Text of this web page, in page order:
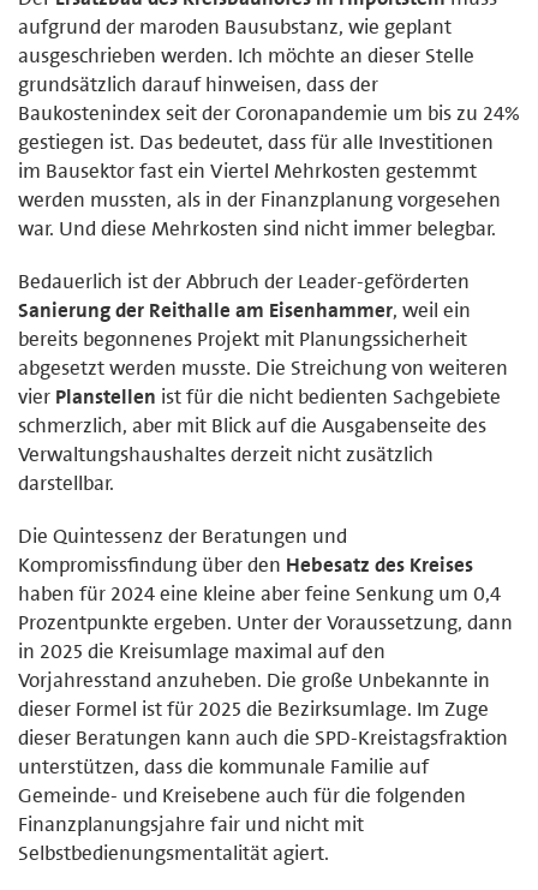
aufgrund der maroden Bausubstanz, wie geplant
ausgeschrieben werden. Ich möchte an dieser Stelle
grundsätzlich darauf hinweisen, dass der
Baukostenindex seit der Coronapandemie um bis zu 24%
gestiegen ist. Das bedeutet, dass für alle Investitionen
im Bausektor fast ein Viertel Mehrkosten gestemmt
werden mussten, als in der Finanzplanung vorgesehen
war. Und diese Mehrkosten sind nicht immer belegbar.
Bedauerlich ist der Abbruch der Leader-geförderten
Sanierung der Reithalle am Eisenhammer, weil ein
bereits begonnenes Projekt mit Planungssicherheit
abgesetzt werden musste. Die Streichung von weiteren
vier Planstellen ist für die nicht bedienten Sachgebiete
schmerzlich, aber mit Blick auf die Ausgabenseite des
Verwaltungshaushaltes derzeit nicht zusätzlich
darstellbar.
Die Quintessenz der Beratungen und
Kompromissfindung über den Hebesatz des Kreises
haben für 2024 eine kleine aber feine Senkung um 0,4
Prozentpunkte ergeben. Unter der Voraussetzung, dann
in 2025 die Kreisumlage maximal auf den
Vorjahresstand anzuheben. Die große Unbekannte in
dieser Formel ist für 2025 die Bezirksumlage. Im Zuge
dieser Beratungen kann auch die SPD-Kreistagsfraktion
unterstützen, dass die kommunale Familie auf
Gemeinde- und Kreisebene auch für die folgenden
Finanzplanungsjahre fair und nicht mit
Selbstbedienungsmentalität agiert.